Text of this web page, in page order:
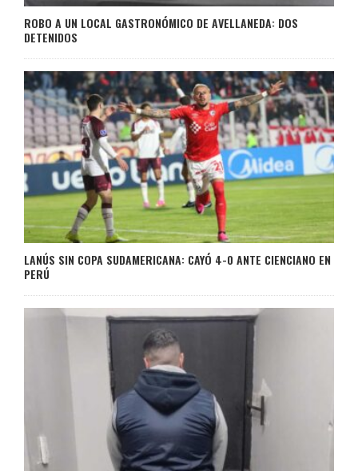
ROBO A UN LOCAL GASTRONÓMICO DE AVELLANEDA: DOS
DETENIDOS
LANÚS SIN COPA SUDAMERICANA: CAYÓ 4-0 ANTE CIENCIANO EN
PERÚ